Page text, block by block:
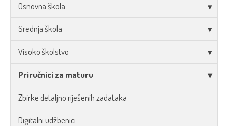
Osnovna škola
Srednja škola
Visoko školstvo
Priručnici za maturu
Zbirke detaljno riješenih zadataka
Digitalni udžbenici